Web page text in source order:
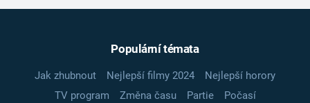
Populární témata
Jak zhubnout Nejlepší filmy 2024
Nejlepší horory
TV program
Změna času Partie
Počasí